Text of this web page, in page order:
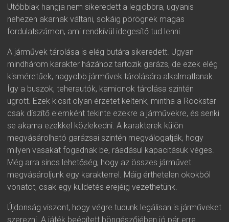
Utóbbiak hangja nem sikeredett a legjobbra, ugyanis
nehezen akarnak váltani, sokáig pörögnek magas
fordulatszámon, ami rendkívül idegesítő tud lenni.
A járművek tárolása is elég butára sikeredett. Ugyan
mindhárom karakter házához tartozik garázs, de ezek elég
kisméretűek, nagyobb járművek tárolására alkalmatlanak.
Így a buszok, teherautók, kamionok tárolása szintén
ugrott. Ezek kicsit olyan érzetet keltenk, mintha a Rockstar
csak díszítő elemként tekinte ezekre a járművekre, és senki
se akarna ezekkel közlekedni. A karakterek külön
megvásárolható garázsai szintén megválogatják, hogy
milyen vasakat fogadnak be, ráadásul kapacitásuk véges.
Még arra sincs lehetőség, hogy az összes járművet
megvásároljunk egy karakterrel. Máig érthetelen okokból
vonatot, csak egy küldetés erejéig vezethetünk.
Újdonság viszont, hogy végre tudunk legálisan is járműveket
szerezni. A játék beépített böngészőjében jó pár erre